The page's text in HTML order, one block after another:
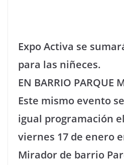
Expo Activa se
para las niñeces.
EN BARRIO PARQUE
Este mismo evento
igual programación
viernes 17 de enero
Mirador de barrio